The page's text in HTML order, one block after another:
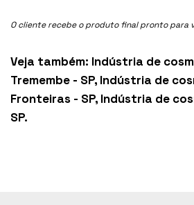
O cliente recebe o produto final pronto para
Veja também: Indústria de
Tremembe - SP, Indústria de
Fronteiras - SP, Indústria de
SP.